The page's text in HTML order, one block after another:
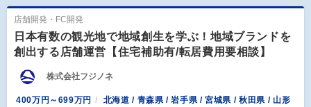
店舗開発・FC開発
日本有数の観光地で地域創生を学ぶ！地域ブランドを
創出する店舗運営【住宅補助有/転居費用要相談】
株式会社フジノネ
400万円～699万円
北海道 / 青森県 / 岩手県 / 宮城県 / 秋田県 / 山形